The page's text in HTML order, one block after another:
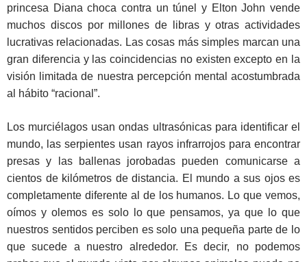
princesa Diana choca contra un túnel y Elton John vende
muchos discos por millones de libras y otras actividades
lucrativas relacionadas. Las cosas más simples marcan una
gran diferencia y las coincidencias no existen excepto en la
visión limitada de nuestra percepción mental acostumbrada
al hábito “racional”.
Los murciélagos usan ondas ultrasónicas para identificar el
mundo, las serpientes usan rayos infrarrojos para encontrar
presas y las ballenas jorobadas pueden comunicarse a
cientos de kilómetros de distancia. El mundo a sus ojos es
completamente diferente al de los humanos. Lo que vemos,
oímos y olemos es solo lo que pensamos, ya que lo que
nuestros sentidos perciben es solo una pequeña parte de lo
que sucede a nuestro alrededor. Es decir, no podemos